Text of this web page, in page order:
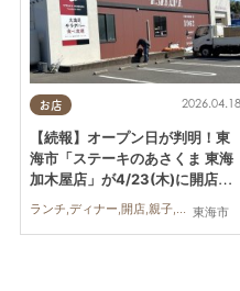
お店
東海市
2026.04.18
【続報】オープン日が判明！東
海市「ステーキのあさくま 東海
加木屋店」が4/23(木)に開店｜
オープン記念食べ放題イベント
ランチ,ディナー,開店,親子,家族